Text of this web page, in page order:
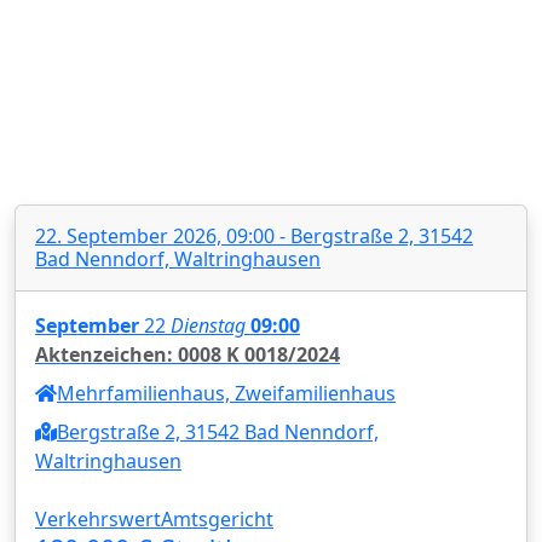
22. September 2026, 09:00 - Bergstraße 2, 31542
Bad Nenndorf, Waltringhausen
September22Dienstag09:00
Aktenzeichen: 0008 K 0018/2024
Mehrfamilienhaus, Zweifamilienhaus
Bergstraße 2, 31542 Bad Nenndorf,
Waltringhausen
VerkehrswertAmtsgericht